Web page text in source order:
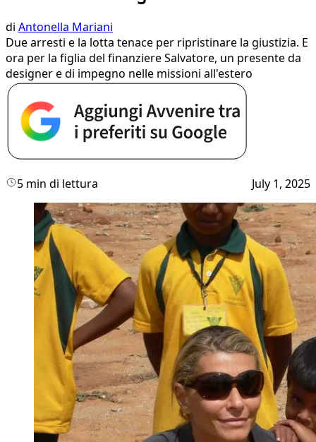
di Antonella Mariani
Due arresti e la lotta tenace per ripristinare la giustizia. E
ora per la figlia del finanziere Salvatore, un presente da
designer e di impegno nelle missioni all'estero
5 min di lettura July 1, 2025